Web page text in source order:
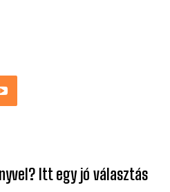
Itt egy jó választás